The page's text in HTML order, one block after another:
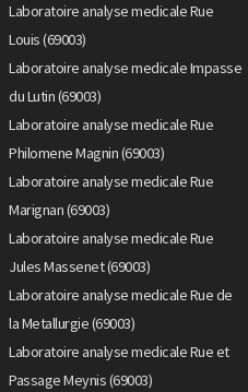
Laboratoire analyse medicale Rue
Louis (69003)
Laboratoire analyse medicale Impasse
du Lutin (69003)
Laboratoire analyse medicale Rue
Philomene Magnin (69003)
Laboratoire analyse medicale Rue
Marignan (69003)
Laboratoire analyse medicale Rue
Jules Massenet (69003)
Laboratoire analyse medicale Rue de
la Metallurgie (69003)
Laboratoire analyse medicale Rue et
Passage Meynis (69003)